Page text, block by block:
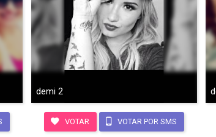
demi 2
VOTAR VOTAR POR SMS